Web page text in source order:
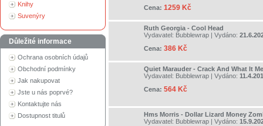
Knihy
Suvenýry
Důležité informace
Ochrana osobních údajů
Obchodní podmínky
Jak nakupovat
Jste u nás poprvé?
Kontaktujte nás
Dostupnost titulů
Cena: 1259 Kč
Ruth Georgia - Cool Head
Vydavatel: Bubblewrap | Vydáno:
Cena: 386 Kč
Quiet Marauder - Crack And What It
Vydavatel: Bubblewrap | Vydáno:
Cena: 564 Kč
Hms Morris - Dollar Lizard Money
Vydavatel: Bubblewrap | Vydáno: